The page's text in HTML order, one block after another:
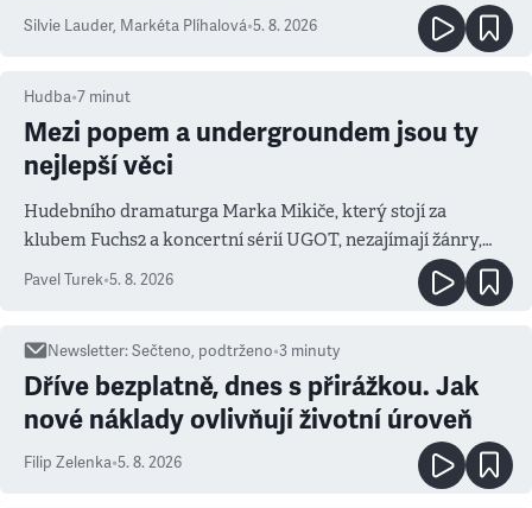
Silvie Lauder, Markéta Plíhalová•5. 8. 2026
Hudba•7 minut
Mezi popem a undergroundem jsou ty
nejlepší věci
Hudebního dramaturga Marka Mikiče, který stojí za
klubem Fuchs2 a koncertní sérií UGOT, nezajímají žánry,
ale atmosféra
Pavel Turek•5. 8. 2026
Newsletter:Sečteno, podtrženo•3 minuty
Dříve bezplatně, dnes s přirážkou. Jak
nové náklady ovlivňují životní úroveň
Filip Zelenka•5. 8. 2026